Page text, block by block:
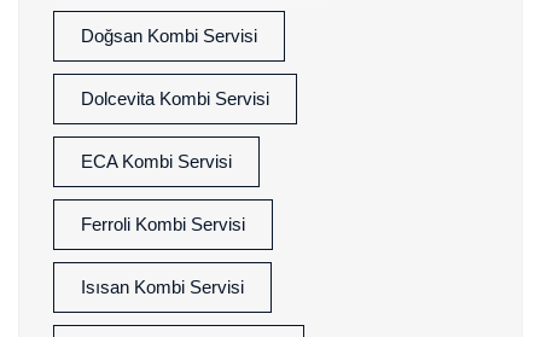
Doğsan Kombi Servisi
Dolcevita Kombi Servisi
ECA Kombi Servisi
Ferroli Kombi Servisi
Isısan Kombi Servisi